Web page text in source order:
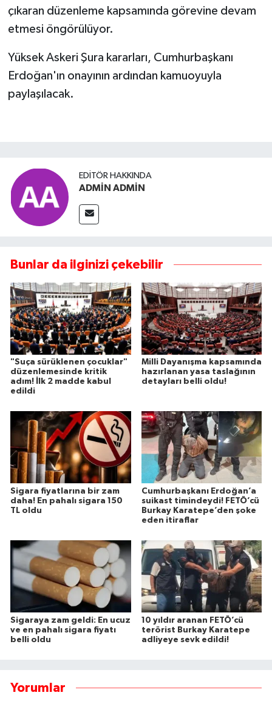
çıkaran düzenleme kapsamında görevine devam
etmesi öngörülüyor.
Yüksek Askeri Şura kararları, Cumhurbaşkanı
Erdoğan'ın onayının ardından kamuoyuyla
paylaşılacak.
EDITÖR HAKKINDA
ADMİN ADMİN
Bunlar da ilginizi çekebilir
"Suça sürüklenen çocuklar"
düzenlemesinde kritik
adım! İlk 2 madde kabul
edildi
Milli Dayanışma kapsamında
hazırlanan yasa taslağının
detayları belli oldu!
Sigara fiyatlarına bir zam
daha! En pahalı sigara 150
TL oldu
Cumhurbaşkanı Erdoğan’a
suikast timindeydi! FETÖ’cü
Burkay Karatepe’den şoke
eden itiraflar
Sigaraya zam geldi: En ucuz
ve en pahalı sigara fiyatı
belli oldu
10 yıldır aranan FETÖ’cü
terörist Burkay Karatepe
adliyeye sevk edildi!
Yorumlar